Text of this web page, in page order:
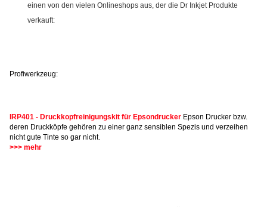
einen von den vielen Onlineshops aus, der die Dr Inkjet Produkte
verkauft:
Profiwerkzeug:
IRP401 - Druckkopfreinigungskit für Epsondrucker Epson Drucker bzw.
deren Druckköpfe gehören zu einer ganz sensiblen Spezis und verzeihen
nicht gute Tinte so gar nicht.
>>> mehr